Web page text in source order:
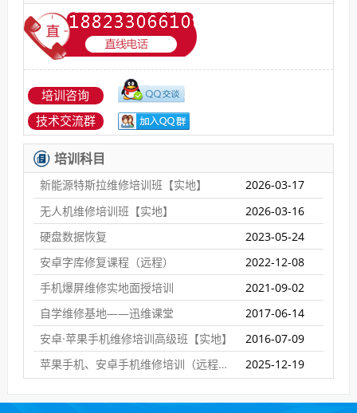
培训咨询
技术交流群
培训科目
新能源特斯拉维修培训班【实地】
2026-03-17
无人机维修培训班【实地】
2026-03-16
硬盘数据恢复
2023-05-24
安卓字库修复课程（远程）
2022-12-08
手机爆屏维修实地面授培训
2021-09-02
自学维修基地——迅维课堂
2017-06-14
安卓·苹果手机维修培训高级班【实地】
2016-07-09
苹果手机、安卓手机维修培训（远程网络班）
2025-12-19